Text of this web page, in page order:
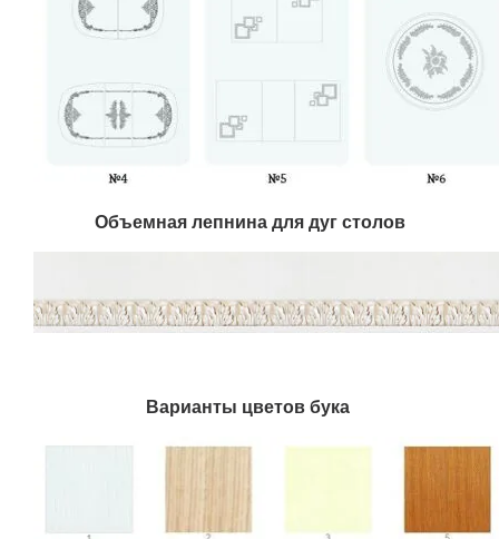
Объемная лепнина для дуг столов
Варианты цветов бука